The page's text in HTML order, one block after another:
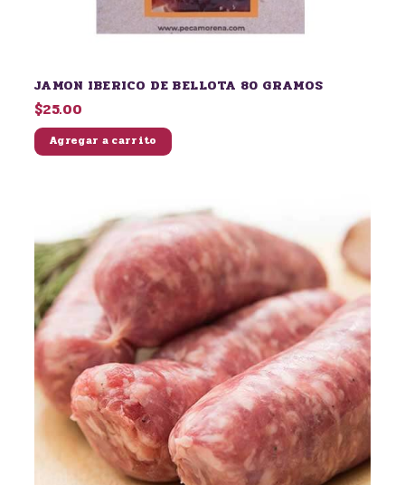
JAMON IBERICO DE BELLOTA 80 GRAMOS
$25.00
Agregar a carrito